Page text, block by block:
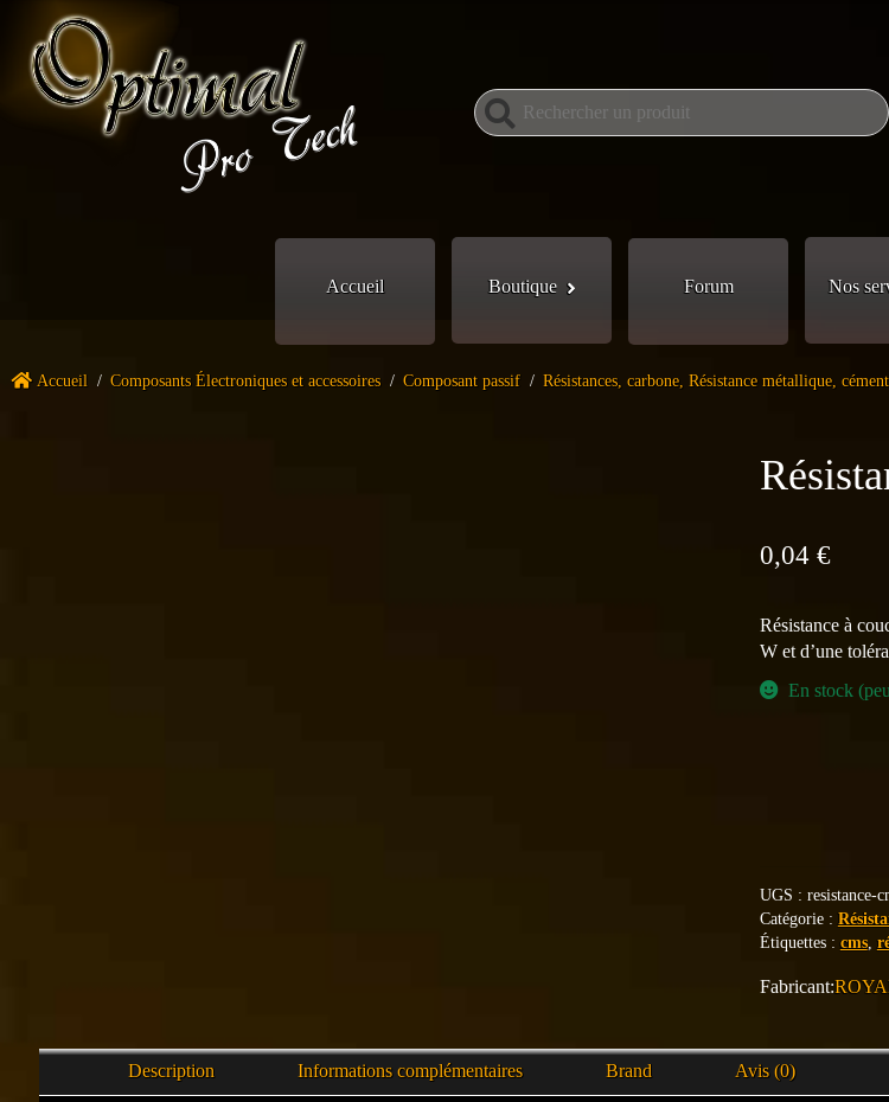
Accueil Boutique Forum Nos
Accueil / Composants Électroniques et accessoires / Composant passif / Résistances, carbone, Résistance métallique,
0,04 €
Résistance à
W et d’une
En stock
UGS : resistance-
Catégorie :
Étiquettes : cms,
Description Informations complémentaires Brand Avis (0)